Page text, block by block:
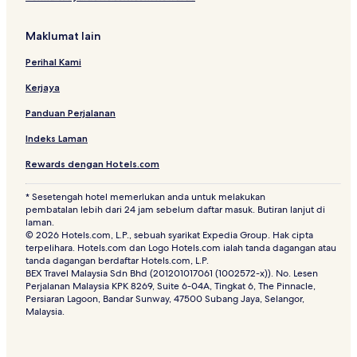
Maklumat lain
Perihal Kami
Kerjaya
Panduan Perjalanan
Indeks Laman
Rewards dengan Hotels.com
* Sesetengah hotel memerlukan anda untuk melakukan
pembatalan lebih dari 24 jam sebelum daftar masuk. Butiran lanjut di
laman.
© 2026 Hotels.com, L.P., sebuah syarikat Expedia Group. Hak cipta
terpelihara. Hotels.com dan Logo Hotels.com ialah tanda dagangan atau
tanda dagangan berdaftar Hotels.com, L.P.
BEX Travel Malaysia Sdn Bhd (201201017061 (1002572-x)). No. Lesen
Perjalanan Malaysia KPK 8269, Suite 6-04A, Tingkat 6, The Pinnacle,
Persiaran Lagoon, Bandar Sunway, 47500 Subang Jaya, Selangor,
Malaysia.